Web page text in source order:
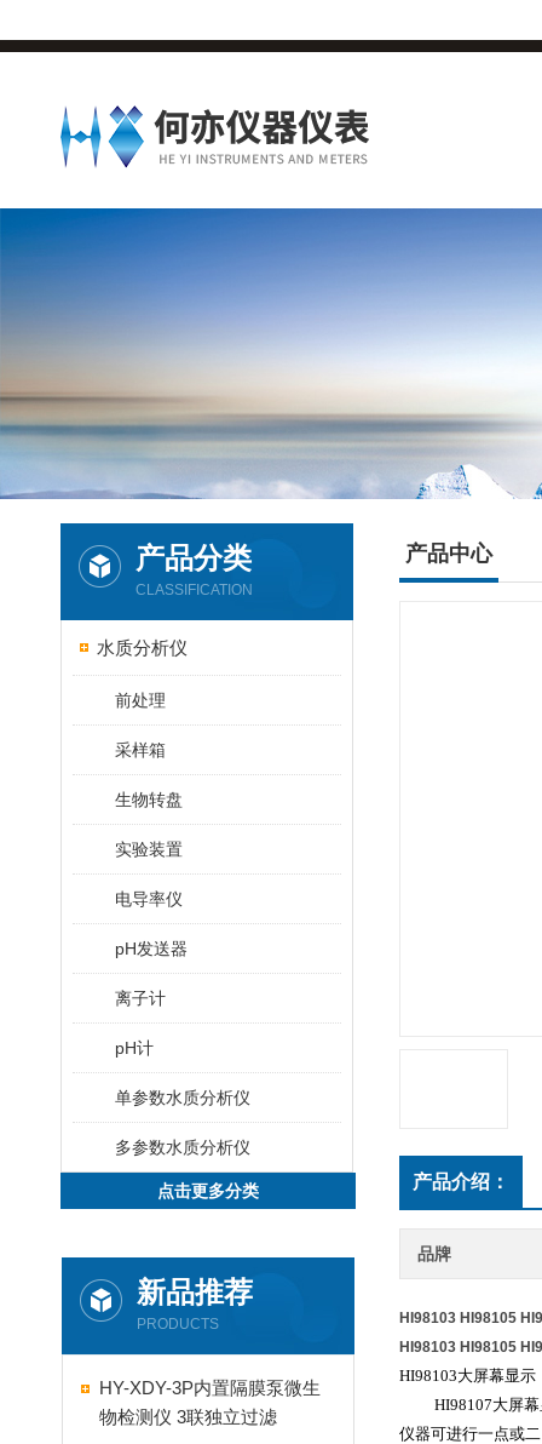
产品分类
CLASSIFICATION
水质分析仪
前处理
采样箱
生物转盘
实验装置
电导率仪
pH发送器
离子计
pH计
单参数水质分析仪
多参数水质分析仪
点击更多分类
新品推荐
PRODUCTS
HY-XDY-3P内置隔膜泵微生
物检测仪 3联独立过滤
产品中心
产品介绍：
品牌
HI98103 HI98105
HI98103 HI98105
HI98103大屏幕显
HI98107大屏幕显
仪器可进行一点或